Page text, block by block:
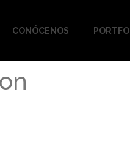
CONÓCENOS